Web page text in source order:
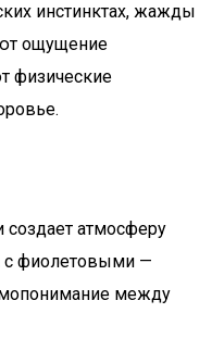
инстинктах, жажды
ощущение
физические
атмосферу
с фиолетовыми —
между